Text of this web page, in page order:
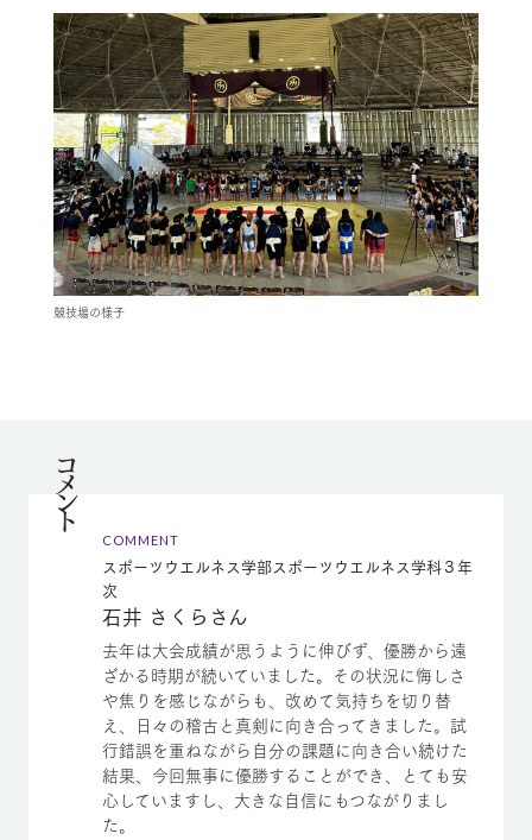
競技場の様子
コメント
COMMENT
スポーツウエルネス学部スポーツウエルネス学科３年
次
石井 さくらさん
去年は大会成績が思うように伸びず、優勝から遠
ざかる時期が続いていました。その状況に悔しさ
や焦りを感じながらも、改めて気持ちを切り替
え、日々の稽古と真剣に向き合ってきました。試
行錯誤を重ねながら自分の課題に向き合い続けた
結果、今回無事に優勝することができ、とても安
心していますし、大きな自信にもつながりまし
た。